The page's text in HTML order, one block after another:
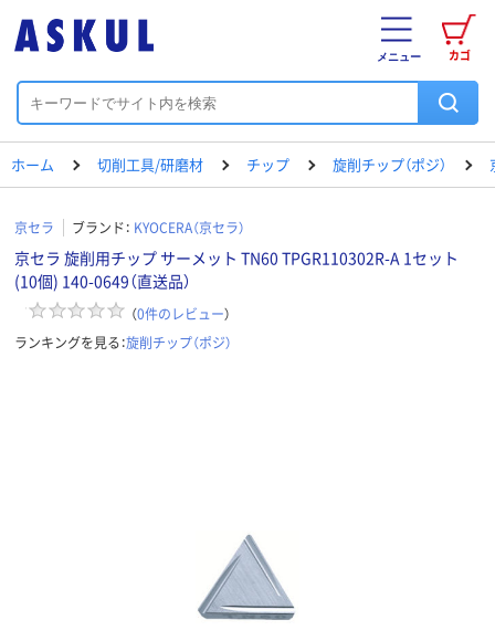
カゴ
メニュー
ホーム 切削工具/研磨材 チップ 旋削チップ（ポジ）
京セラ ブランド： KYOCERA（京セラ）
京セラ 旋削用チップ サーメット TN60 TPGR110302R-A 1セット
(10個) 140-0649（直送品）
（0件のレビュー）
ランキングを見る：旋削チップ（ポジ）